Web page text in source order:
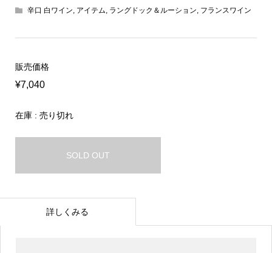
辛口 白ワイン アイテム ラングドック＆ルーション フランスワイン
販売価格
¥7,040
在庫 : 売り切れ
SOLD OUT
詳しくみる